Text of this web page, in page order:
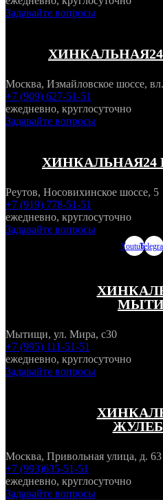
Задавайте вопросы
Москва, Измайловское шоссе,
+7 (909) 627-51-51
ежедневно, круглосуточно
Задавайте вопросы
Реутов, Носовихинское шоссе, 5
+7 (919) 778-51-51
ежедневно, круглосуточно
Задавайте вопросы
Youtube
Мытищи, ул. Мира, с30
+7 (995) 111-51-51
ежедневно, круглосуточно
Задавайте вопросы
Москва, Привольная улица, д. 63
+7 (993)635-51-51
ежедневно, круглосуточно
Задавайте вопросы